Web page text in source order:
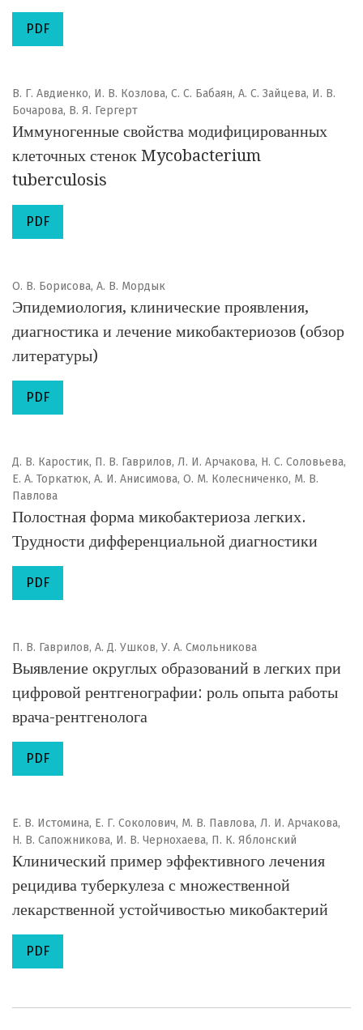
PDF
В. Г. Авдиенко, И. В. Козлова, С. С. Бабаян, А. С. Зайцева, И. В.
Бочарова, В. Я. Гергерт
Иммуногенные свойства модифицированных
клеточных стенок Mycobacterium
tuberculosis
PDF
О. В. Борисова, А. В. Мордык
Эпидемиология, клинические проявления,
диагностика и лечение микобактериозов (обзор
литературы)
PDF
Д. В. Каростик, П. В. Гаврилов, Л. И. Арчакова, Н. С. Соловьева,
Е. А. Торкатюк, А. И. Анисимова, О. М. Колесниченко, М. В.
Павлова
Полостная форма микобактериоза легких.
Трудности дифференциальной диагностики
PDF
П. В. Гаврилов, А. Д. Ушков, У. А. Смольникова
Выявление округлых образований в легких при
цифровой рентгенографии: роль опыта работы
врача-рентгенолога
PDF
Е. В. Истомина, Е. Г. Соколович, М. В. Павлова, Л. И. Арчакова,
Н. В. Сапожникова, И. В. Чернохаева, П. К. Яблонский
Клинический пример эффективного лечения
рецидива туберкулеза с множественной
лекарственной устойчивостью микобактерий
PDF